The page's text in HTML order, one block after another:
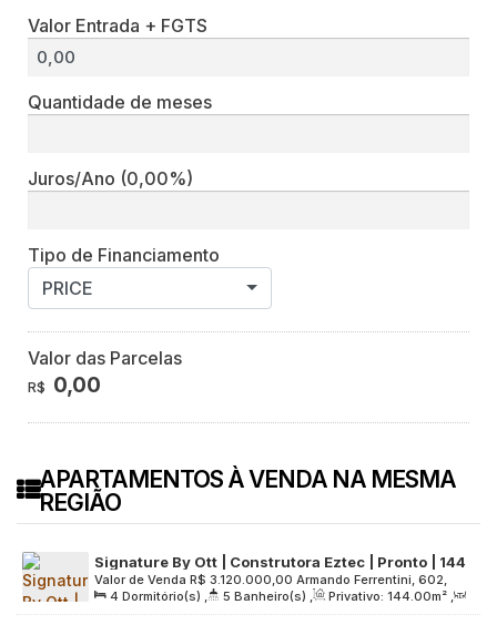
Valor Entrada + FGTS
Quantidade de meses
Juros/Ano (0,00%)
Tipo de Financiamento
PRICE
Valor das Parcelas
R$ 0,00
APARTAMENTOS À VENDA NA MESMA
REGIÃO
Signature By Ott | Construtora Eztec | Pronto | 144
metros | 04 dormitórios | 02 suítes | varanda
gourmet | 03 vagas
R$ 3.120.000,00
Valor de Venda
Armando Ferrentini, 602,
Zona Sul, 04103-030, Paraíso, São Paulo, São Paulo, Brasil
4 Dormitório(s) , 5 Banheiro(s) , Privativo: 144.00m² ,
2 Sala(s) , 2 Suíte(s) , 3 Vaga(s) , Útil: 144.00m² ,